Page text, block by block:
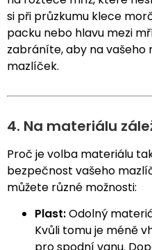
si při průzkumu klece
packu nebo hlavu mezi
zabráníte, aby na vašeho
mazlíček.
4. Na materiálu
Proč je volba materiálu
bezpečnost vašeho
můžete různé možnosti:
Plast:Odolný
Kvůli tomu je méně